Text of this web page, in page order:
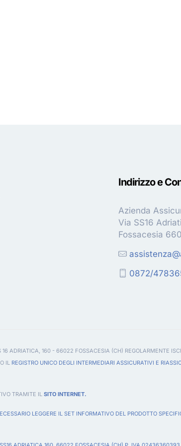
Indirizzo e
Azienda
Via SS16
Fossacesia
0872/
ADRIATICA, 160 - 66022 FOSSACESIA (CH) REGOLARMENTE
IL REGISTRO UNICO DEGLI INTERMEDIARI ASSICURATIVI E
TRAMITE IL SITO INTERNET.
LEGGERE IL SET INFORMATIVO DEL PRODOTTO